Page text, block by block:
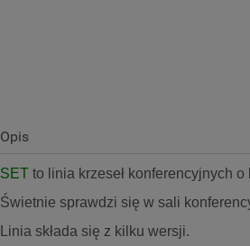
Opis
SET to linia krzeseł konferencyjnych
Świetnie sprawdzi się w sali
Linia składa się z kilku wersji.